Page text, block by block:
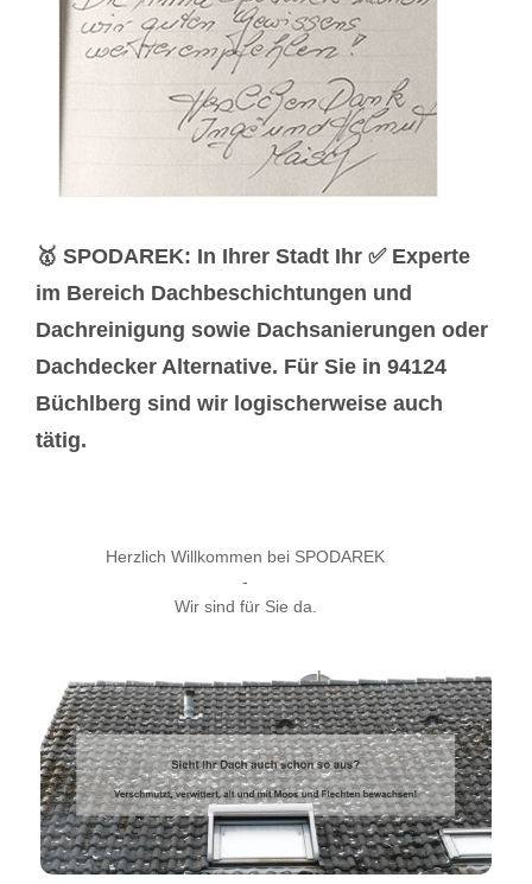
🥇 SPODAREK: In Ihrer Stadt Ihr ✅ Experte
im Bereich Dachbeschichtungen und
Dachreinigung sowie Dachsanierungen oder
Dachdecker Alternative. Für Sie in 94124
Büchlberg sind wir logischerweise auch
tätig.
Herzlich Willkommen bei SPODAREK
-
Wir sind für Sie da.